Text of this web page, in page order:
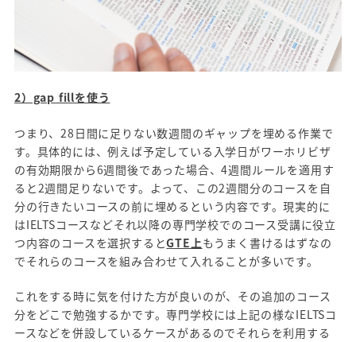
2）gap fillを使う
つまり、28日間に足りない数週間のギャップを埋める作業で
す。具体的には、例えば予定している入学日がワーホリビザ
の有効期限から6週間後であった場合、4週間ルールを適用す
ると2週間足りないです。よって、この2週間分のコースを自
分の行きたいコースの前に埋めるという内容です。現実的に
はIELTSコースなどそれ以降の専門学校でのコース受講に役立
つ内容のコースを選択するとGTE上もうまく書けるはずなの
でそれらのコースを組み合わせて入れることが多いです。
これをする時に気を付けた方が良いのが、その追加のコース
分をどこで勉強するかです。専門学校には上記の様なIELTSコ
ースなどを併設しているケースがあるのでそれらを利用する